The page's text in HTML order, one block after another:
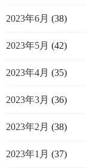
2023年6月 (38)
2023年5月 (42)
2023年4月 (35)
2023年3月 (36)
2023年2月 (38)
2023年1月 (37)